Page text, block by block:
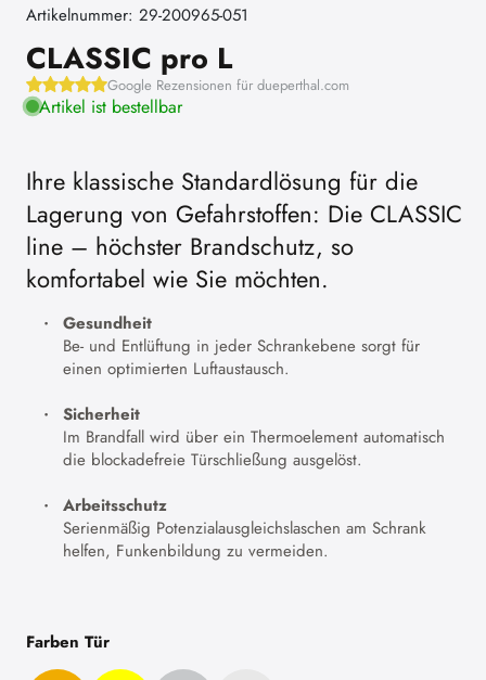
Artikelnummer: 29-200965-051
CLASSIC pro L
Google Rezensionen für dueperthal.com
Artikel ist bestellbar
Ihre klassische Standardlösung für die
Lagerung von Gefahrstoffen: Die CLASSIC
line – höchster Brandschutz, so
komfortabel wie Sie möchten.
Gesundheit
Be- und Entlüftung in jeder Schrankebene sorgt für
einen optimierten Luftaustausch.
Sicherheit
Im Brandfall wird über ein Thermoelement automatisch
die blockadefreie Türschließung ausgelöst.
Arbeitsschutz
Serienmäßig Potenzialausgleichslaschen am Schrank
helfen, Funkenbildung zu vermeiden.
Farben Tür